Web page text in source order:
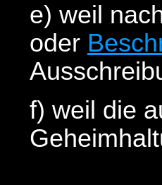
e) weil
oder
f) weil die